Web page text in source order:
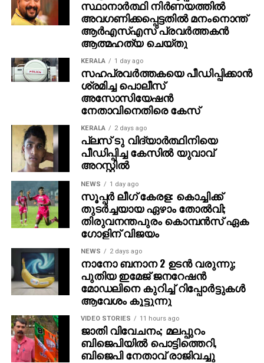
മീഡിയയില്‍ ചര്‍ച്ചയായിരിക്കുന്നത്.
സ്ഥാനാര്‍ത്ഥി നിര്‍ണയത്തില്‍
അവഗണിക്കപ്പെട്ടതില്‍ മനംനൊന്ത്
ആര്‍എസ്എസ് പ്രവര്‍ത്തകന്‍
ആത്മഹത്യ ചെയ്തു
KERALA 1 day ago
സഹപ്രവര്‍ത്തകയെ പീഡിപ്പിക്കാന്‍
ശ്രമിച്ച പൊലീസ്
അസോസിയേഷന്‍
നേതാവിനെതിരെ കേസ്
KERALA 2 days ago
പ്ലസ് ടു വിദ്യാര്‍ത്ഥിനിയെ
പീഡിപ്പിച്ച കേസില്‍ യുവാവ്
അറസ്റ്റില്‍
NEWS 1 day ago
സൂപ്പര്‍ ലീഗ് കേരള: കൊച്ചിക്ക്
തുടര്‍ച്ചയായ ഏഴാം തോല്‍വി;
തിരുവനന്തപുരം കൊമ്പന്‍സ് ഏക
ഗോളിന് വിജയം
NEWS 2 days ago
നാനോ ബനാന 2 ഉടന്‍ വരുന്നു;
പുതിയ ഇമേജ് ജനറേഷന്‍
മോഡലിനെ കുറിച്ച് റിപ്പോര്‍ട്ടുകള്‍
ആവേശം കൂട്ടുന്നു
VIDEO STORIES 11 hours ago
ജാതി വിവേചനം; മലപ്പുറം
ബിജെപിയില്‍ പൊട്ടിത്തെറി,
ബിജെപി നേതാവ് രാജിവച്ചു